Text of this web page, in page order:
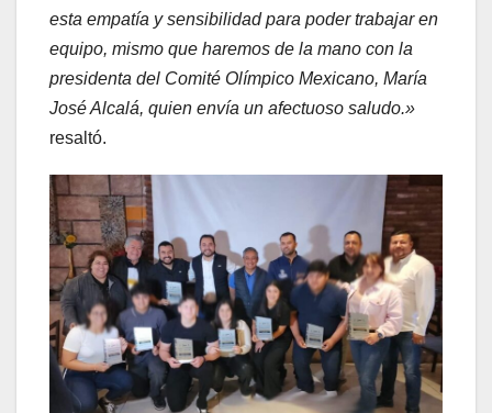
esta empatía y sensibilidad para poder trabajar en
equipo, mismo que haremos de la mano con la
presidenta del Comité Olímpico Mexicano, María
José Alcalá, quien envía un afectuoso saludo.»
resaltó.